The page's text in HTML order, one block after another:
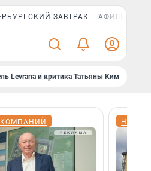
ЗАВТРАК АФИША PLUS
Levrana и критика Татьяны Ким